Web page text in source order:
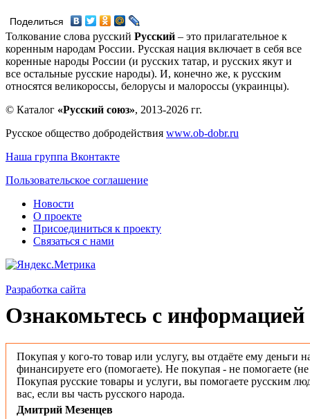
Поделиться
Толкование слова русский Русский – это прилагательное к
коренным народам России. Русская нация включает в себя все
коренные народы России (и русских татар, и русских якут и
все остальные русские народы). И, конечно же, к русским
относятся великороссы, белорусы и малороссы (украинцы).
© Каталог «Русский союз», 2013-2026 гг.
Русское общество добродействия www.ob-dobr.ru
Наша группа Вконтакте
Пользовательское соглашение
Новости
О проекте
Присоединиться к проекту
Связаться с нами
Разработка сайта
Ознакомьтесь с информацией
Покупая у кого-то товар или услугу, вы отдаёте ему деньги
финансируете его (помогаете). Не покупая - не помогаете
Покупая русские товары и услуги, вы помогаете русским
вас, если вы часть русского народа.
Дмитрий Мезенцев